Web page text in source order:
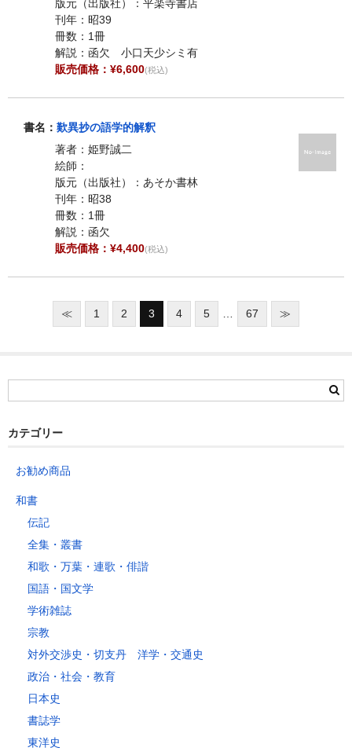
版元（出版社）：平楽寺書店
刊年：昭39
冊数：1冊
解説：函欠 小口天少シミ有
販売価格：¥6,600(税込)
書名： 歎異抄の語学的解釈
著者：姫野誠二
絵師：
版元（出版社）：あそか書林
刊年：昭38
冊数：1冊
解説：函欠
販売価格：¥4,400(税込)
≪ 1 2 3 4 5 67 ≫
カテゴリー
お勧め商品
和書
伝記
全集・叢書
和歌・万葉・連歌・俳諧
国語・国文学
学術雑誌
宗教
対外交渉史・切支丹 洋学・交通史
政治・社会・教育
日本史
書誌学
東洋史